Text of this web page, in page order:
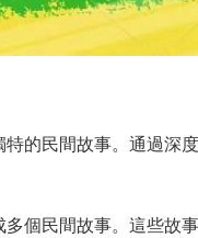
的民間故事。通過深
個民間故事。這些故